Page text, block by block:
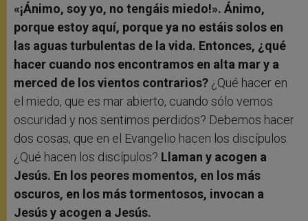
«¡Ánimo, soy yo, no tengáis miedo!». Ánimo,
porque estoy aquí, porque ya no estáis solos en
las aguas turbulentas de la vida. Entonces, ¿qué
hacer cuando nos encontramos en alta mar y a
merced de los vientos contrarios? ¿Qué hacer en
el miedo, que es mar abierto, cuando sólo vemos
oscuridad y nos sentimos perdidos? Debemos hacer
dos cosas, que en el Evangelio hacen los discípulos.
¿Qué hacen los discípulos? Llaman y acogen a
Jesús. En los peores momentos, en los más
oscuros, en los más tormentosos, invocan a
Jesús y acogen a Jesús.